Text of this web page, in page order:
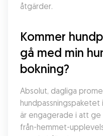
åtgärder.
Kommer
gå med min
bokning?
Absolut, dagliga
hundpassningspaketet
är engagerade i att
från-hemmet-